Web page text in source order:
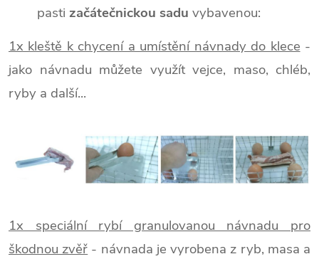
pasti začátečnickou sadu vybavenou:
1x kleště k chycení a umístění návnady do klece-
jako návnadu můžete využít vejce, maso, chléb,
ryby a další...
1x speciální rybí granulovanou návnadu pro
škodnou zvěř - návnada je vyrobena z ryb, masa a